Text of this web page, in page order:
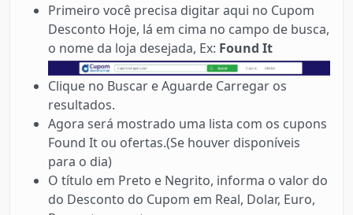
Primeiro você precisa digitar aqui no Cupom
Desconto Hoje, lá em cima no campo de busca,
o nome da loja desejada, Ex: Found It
Clique no Buscar e Aguarde Carregar os
resultados.
Agora será mostrado uma lista com os cupons
Found It ou ofertas.(Se houver disponíveis
para o dia)
O título em Preto e Negrito, informa o valor do
do Desconto do Cupom em Real, Dolar, Euro,